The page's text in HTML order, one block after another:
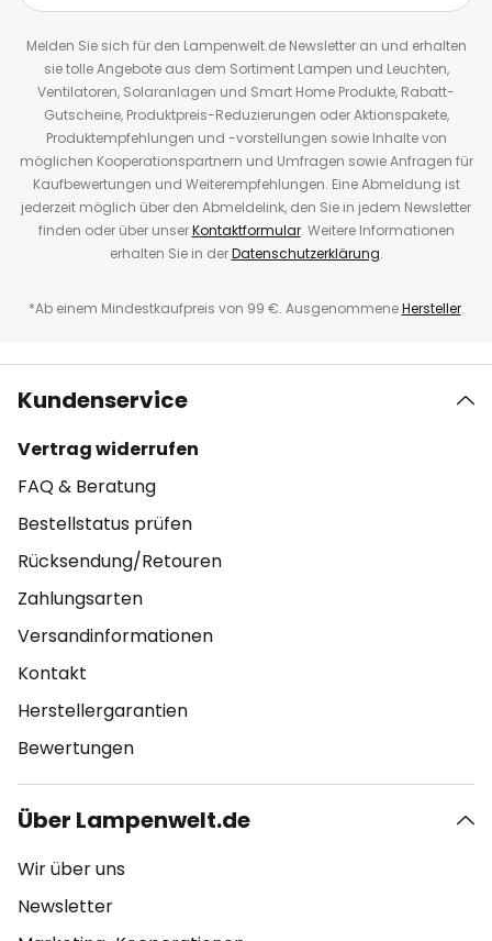
Melden Sie sich für den Lampenwelt.de Newsletter an und erhalten
sie tolle Angebote aus dem Sortiment Lampen und Leuchten,
Ventilatoren, Solaranlagen und Smart Home Produkte, Rabatt-
Gutscheine, Produktpreis-Reduzierungen oder Aktionspakete,
Produktempfehlungen und -vorstellungen sowie Inhalte von
möglichen Kooperationspartnern und Umfragen sowie Anfragen für
Kaufbewertungen und Weiterempfehlungen. Eine Abmeldung ist
jederzeit möglich über den Abmeldelink, den Sie in jedem Newsletter
finden oder über unserKontaktformular. Weitere Informationen
erhalten Sie in derDatenschutzerklärung.
*Ab einem Mindestkaufpreis von 99 €. AusgenommeneHersteller.
Kundenservice
Vertrag widerrufen
FAQ & Beratung
Bestellstatus prüfen
Rücksendung/Retouren
Zahlungsarten
Versandinformationen
Kontakt
Herstellergarantien
Bewertungen
Über Lampenwelt.de
Wir über uns
Newsletter